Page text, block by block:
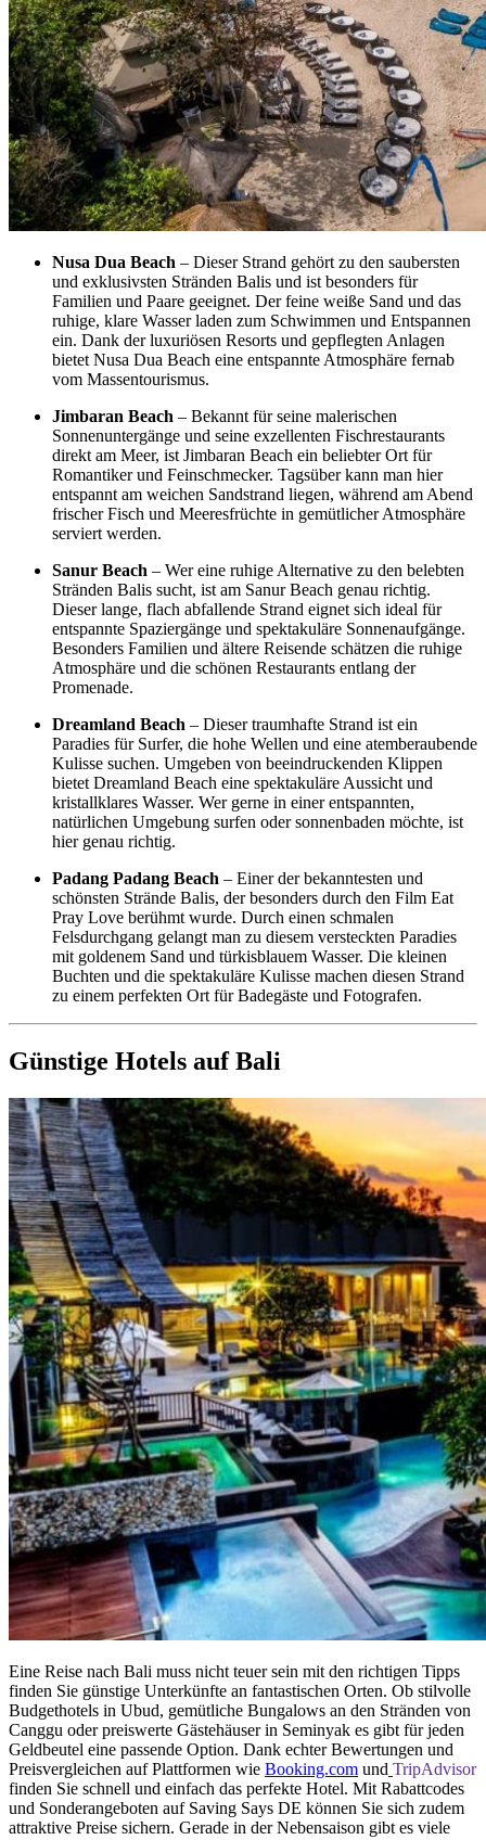
Nusa Dua Beach – Dieser Strand gehört zu den saubersten
und exklusivsten Stränden Balis und ist besonders für
Familien und Paare geeignet. Der feine weiße Sand und das
ruhige, klare Wasser laden zum Schwimmen und Entspannen
ein. Dank der luxuriösen Resorts und gepflegten Anlagen
bietet Nusa Dua Beach eine entspannte Atmosphäre fernab
vom Massentourismus.
Jimbaran Beach – Bekannt für seine malerischen
Sonnenuntergänge und seine exzellenten Fischrestaurants
direkt am Meer, ist Jimbaran Beach ein beliebter Ort für
Romantiker und Feinschmecker. Tagsüber kann man hier
entspannt am weichen Sandstrand liegen, während am Abend
frischer Fisch und Meeresfrüchte in gemütlicher Atmosphäre
serviert werden.
Sanur Beach – Wer eine ruhige Alternative zu den belebten
Stränden Balis sucht, ist am Sanur Beach genau richtig.
Dieser lange, flach abfallende Strand eignet sich ideal für
entspannte Spaziergänge und spektakuläre Sonnenaufgänge.
Besonders Familien und ältere Reisende schätzen die ruhige
Atmosphäre und die schönen Restaurants entlang der
Promenade.
Dreamland Beach – Dieser traumhafte Strand ist ein
Paradies für Surfer, die hohe Wellen und eine atemberaubende
Kulisse suchen. Umgeben von beeindruckenden Klippen
bietet Dreamland Beach eine spektakuläre Aussicht und
kristallklares Wasser. Wer gerne in einer entspannten,
natürlichen Umgebung surfen oder sonnenbaden möchte, ist
hier genau richtig.
Padang Padang Beach – Einer der bekanntesten und
schönsten Strände Balis, der besonders durch den Film Eat
Pray Love berühmt wurde. Durch einen schmalen
Felsdurchgang gelangt man zu diesem versteckten Paradies
mit goldenem Sand und türkisblauem Wasser. Die kleinen
Buchten und die spektakuläre Kulisse machen diesen Strand
zu einem perfekten Ort für Badegäste und Fotografen.
Günstige Hotels auf Bali
Eine Reise nach Bali muss nicht teuer sein mit den richtigen Tipps
finden Sie günstige Unterkünfte an fantastischen Orten. Ob stilvolle
Budgethotels in Ubud, gemütliche Bungalows an den Stränden von
Canggu oder preiswerte Gästehäuser in Seminyak es gibt für jeden
Geldbeutel eine passende Option. Dank echter Bewertungen und
Preisvergleichen auf Plattformen wie Booking.com und TripAdvisor
finden Sie schnell und einfach das perfekte Hotel. Mit Rabattcodes
und Sonderangeboten auf Saving Says DE können Sie sich zudem
attraktive Preise sichern. Gerade in der Nebensaison gibt es viele